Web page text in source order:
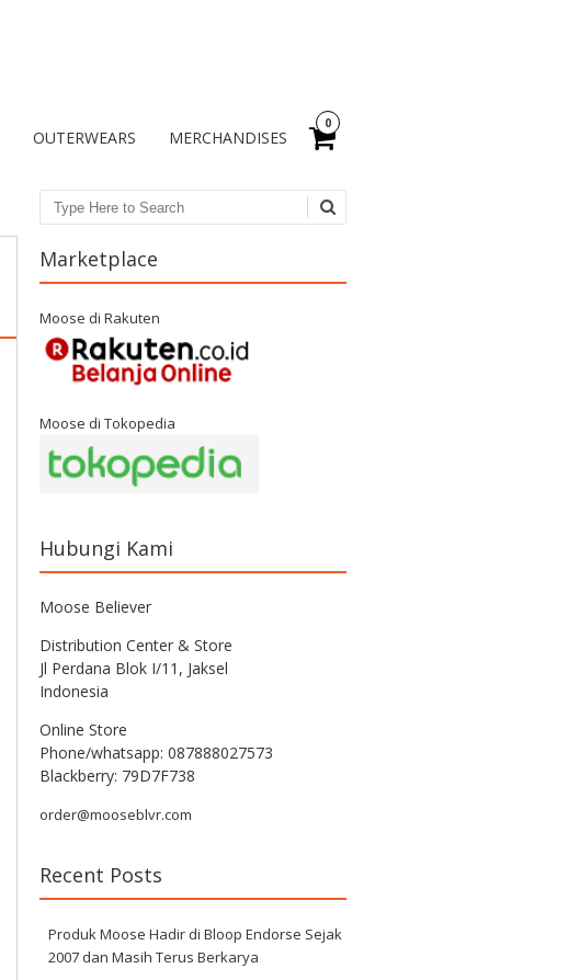
0
OUTERWEARS MERCHANDISES
Search
Marketplace
Moose di Rakuten
Moose di Tokopedia
Hubungi Kami
Moose Believer
Distribution Center & Store
Jl Perdana Blok I/11, Jaksel
Indonesia
Online Store
Phone/whatsapp: 087888027573
Blackberry: 79D7F738
order@mooseblvr.com
Recent Posts
Produk Moose Hadir di Bloop Endorse Sejak
2007 dan Masih Terus Berkarya